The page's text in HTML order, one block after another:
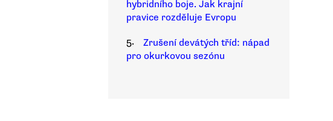
hybridního boje. Jak krajní
pravice rozděluje Evropu
5.
Zrušení devátých tříd: nápad
pro okurkovou sezónu